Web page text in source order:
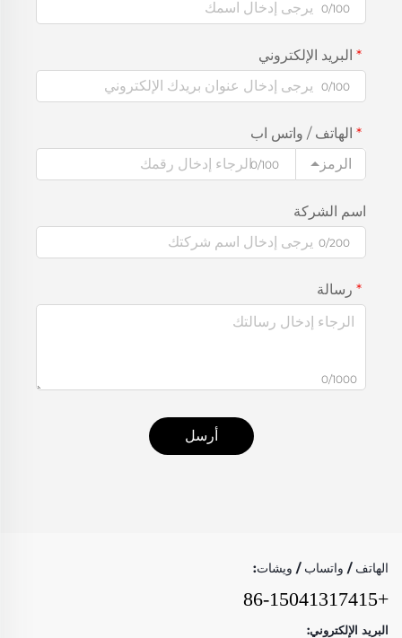
0/100
البريد الإلكتروني
0/100
الهاتف / واتس اب
الرمز
0/100
اسم الشركة
0/200
رسالة
0/1000
أرسل
الهاتف / واتساب / ويشات:
+86-15041317415
البريد الإلكتروني: